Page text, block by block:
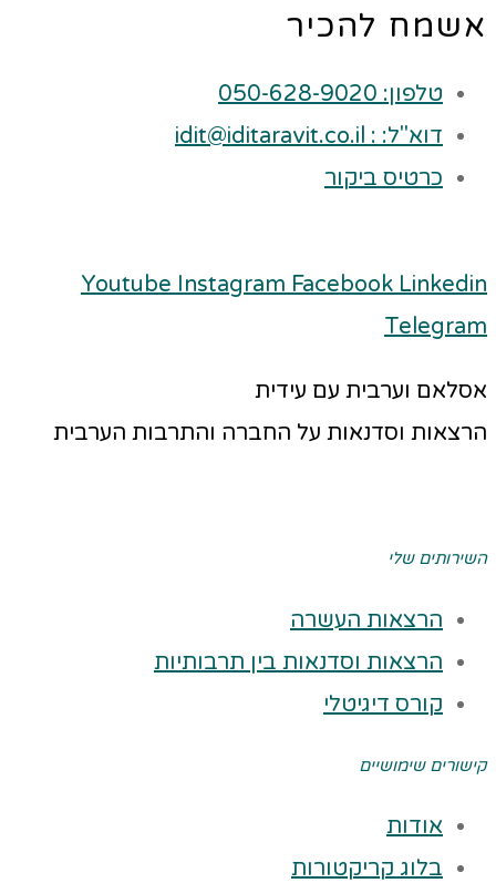
אשמח להכיר
טלפון: 050-628-9020
דוא"ל: : idit@iditaravit.co.il
כרטיס ביקור
Youtube Instagram Facebook Linkedin
Telegram
אסלאם וערבית עם עידית
הרצאות וסדנאות על החברה והתרבות הערבית
השירותים שלי
הרצאות העשרה
הרצאות וסדנאות בין תרבותיות
קורס דיגיטלי
קישורים שימושיים
אודות
בלוג קריקטורות